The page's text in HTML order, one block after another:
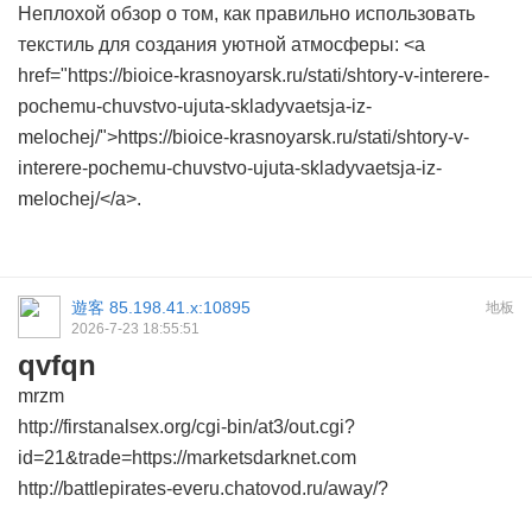
Неплохой обзор о том, как правильно использовать
текстиль для создания уютной атмосферы: <a
href="https://bioice-krasnoyarsk.ru/stati/shtory-v-interere-
pochemu-chuvstvo-ujuta-skladyvaetsja-iz-
melochej/">https://bioice-krasnoyarsk.ru/stati/shtory-v-
interere-pochemu-chuvstvo-ujuta-skladyvaetsja-iz-
melochej/</a>.
地板
遊客 85.198.41.x:10895
2026-7-23 18:55:51
qvfqn
mrzm
http://firstanalsex.org/cgi-bin/at3/out.cgi?
id=21&trade=https://marketsdarknet.com
http://battlepirates-everu.chatovod.ru/away/?